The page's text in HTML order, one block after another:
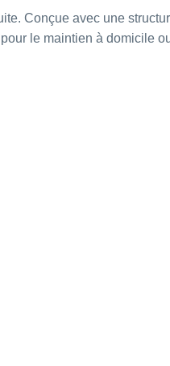
Conçue avec une
le maintien à domicile